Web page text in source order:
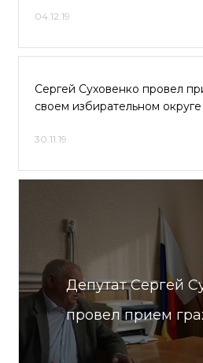
04.12.19
Сергей Суховенко провел
своем избирательном округе
30.11.19
Депутат Сергей
провел прием